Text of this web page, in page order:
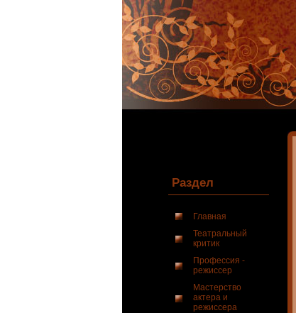
Раздел
Главная
Театральный
критик
Профессия -
режиссер
Мастерство
актера и
режиссера